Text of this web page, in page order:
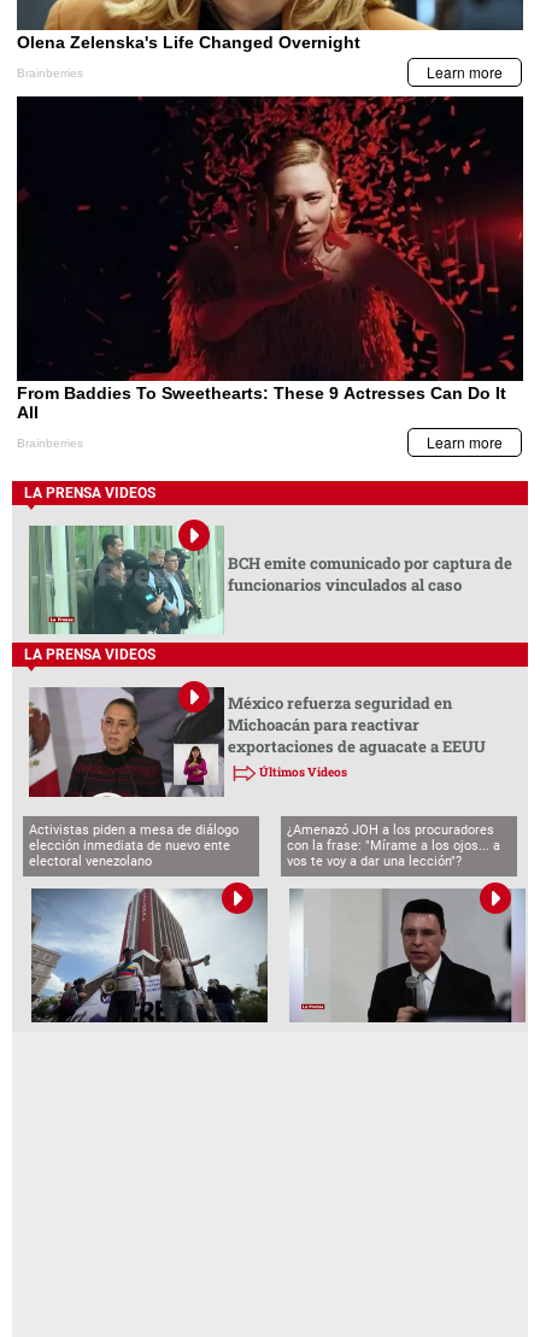
LA PRENSA VIDEOS
BCH emite comunicado por captura de
funcionarios vinculados al caso
LA PRENSA VIDEOS
México refuerza seguridad en
Michoacán para reactivar
exportaciones de aguacate a EEUU
Últimos Videos
Activistas piden a mesa de diálogo
elección inmediata de nuevo ente
electoral venezolano
¿Amenazó JOH a los procuradores
con la frase: "Mírame a los ojos... a
vos te voy a dar una lección"?